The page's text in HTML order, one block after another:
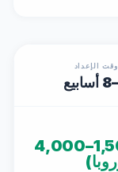
وقت الإعداد
$500–1,500 (إقليمي) / $1,500–4,000